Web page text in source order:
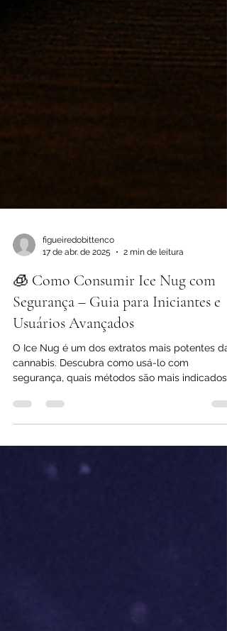
figueiredobittenco
17 de abr. de 2025
2 min de leitura
🧊 Como Consumir Ice Nug com
Segurança – Guia para Iniciantes e
Usuários Avançados
O Ice Nug é um dos extratos mais potentes da
a dose ideal para cada perfil.